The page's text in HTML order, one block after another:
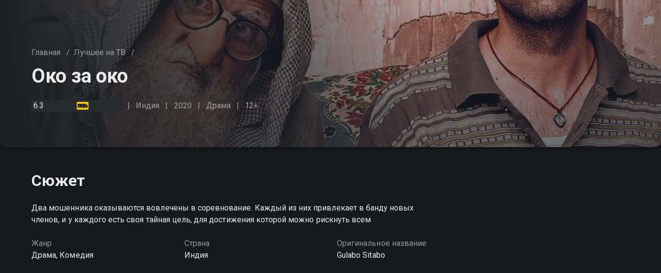
Главная / Лучшее на ТВ /
Око за око
6.3 Индия 2020 Драма 12+
Сюжет
Два мошенника оказываются вовлечены в соревнование. Каждый из них привлекает в банду новых
членов, и у каждого есть своя тайная цель, для достижения которой можно рискнуть всем
Жанр
Драма, Комедия
Страна
Индия
Оригинальное название
Gulabo Sitabo